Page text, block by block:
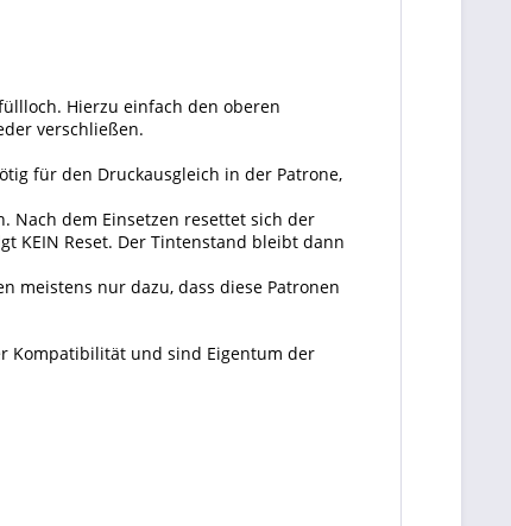
Hierzu einfach den oberen
verschließen.
für den Druckausgleich in der Patrone,
Nach dem Einsetzen resettet sich der
KEIN Reset. Der Tintenstand bleibt dann
meistens nur dazu, dass diese Patronen
Kompatibilität und sind Eigentum der